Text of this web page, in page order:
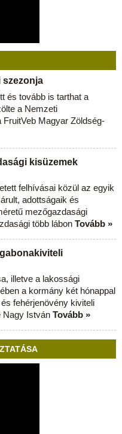
szezonja
és tovább is tarthat a
a Nemzeti
Magyar Zöldség-
kisüzemek
felhívásai közül az egyik
adottságaik és
mezőgazdasági
több lábon Tovább »
illetve a lakossági
a kormány két hónappal
fehérjenövény kiviteli
Nagy István Tovább »